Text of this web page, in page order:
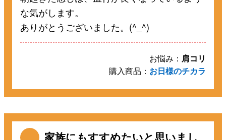
な気がします。
ありがとうございました。(^_^)
お悩み： 肩コリ
購入商品： お日様のチカラ
家族にもすすめたいと思いまし